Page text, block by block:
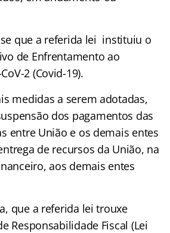
que a referida lei instituiu o
de Enfrentamento ao
2 (Covid-19).
medidas a serem adotadas,
dos pagamentos das
entre União e os demais entes
de recursos da União, na
aos demais entes
que a referida lei trouxe
Responsabilidade Fiscal (Lei